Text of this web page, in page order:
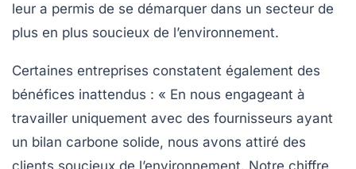
leur a permis de se démarquer dans un secteur de
plus en plus soucieux de l’environnement.
Certaines entreprises constatent également des
bénéfices inattendus : « En nous engageant à
travailler uniquement avec des fournisseurs ayant
un bilan carbone solide, nous avons attiré des